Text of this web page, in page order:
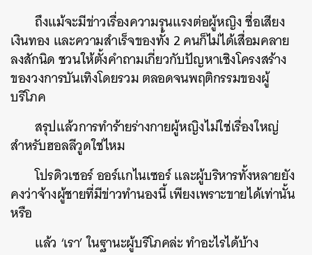
ถึงแม้จะมีข่าวเรื่องความรุนแรงต่อผู้หญิง ชื่อเสียง
เงินทอง และความสำเร็จของทั้ง 2 คนก็ไม่ได้เสื่อมคลาย
ลงสักนิด ชวนให้ตั้งคำถามเกี่ยวกับปัญหาเชิงโครงสร้าง
ของวงการบันเทิงโดยรวม ตลอดจนพฤติกรรมของผู้
บริโภค
สรุปแล้วการทำร้ายร่างกายผู้หญิงไม่ใช่เรื่องใหญ่
สำหรับฮอลลีวูดใช่ไหม
โปรดิวเซอร์ ออร์แกไนเซอร์ และผู้บริหารทั้งหลายยัง
คงว่าจ้างผู้ชายที่มีข่าวทำนองนี้ เพียงเพราะขายได้เท่านั้น
หรือ
แล้ว ‘เรา’ ในฐานะผู้บริโภคล่ะ ทำอะไรได้บ้าง